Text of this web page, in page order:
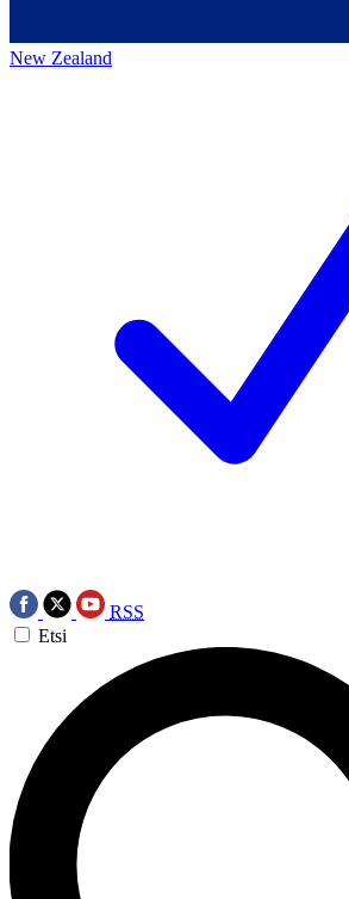
New Zealand
RSS
Etsi